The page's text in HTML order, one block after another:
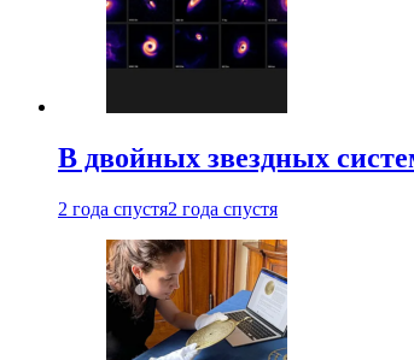
В двойных звездных
2 года спустя2 года спустя